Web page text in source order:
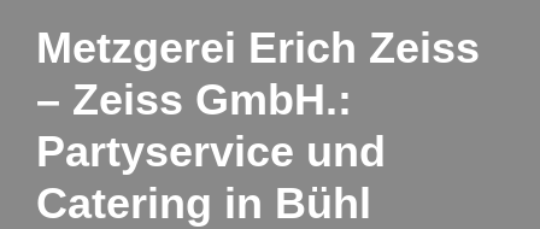
Metzgerei Erich Zeiss
– Zeiss GmbH.:
Partyservice und
Catering in Bühl